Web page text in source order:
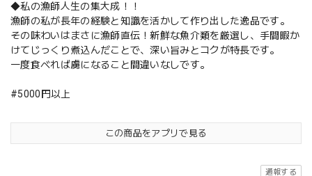
◆私の漁師人生の集大成！！
漁師の私が長年の経験と知識を活かして作り出した逸品です。
その味わいはまさに漁師直伝！新鮮な魚介類を厳選し、手間暇か
けてじっくり煮込んだことで、深い旨みとコクが特長です。
一度食べれば虜になること間違いなしです。
#5000円以上
この商品をアプリで見る
通報する